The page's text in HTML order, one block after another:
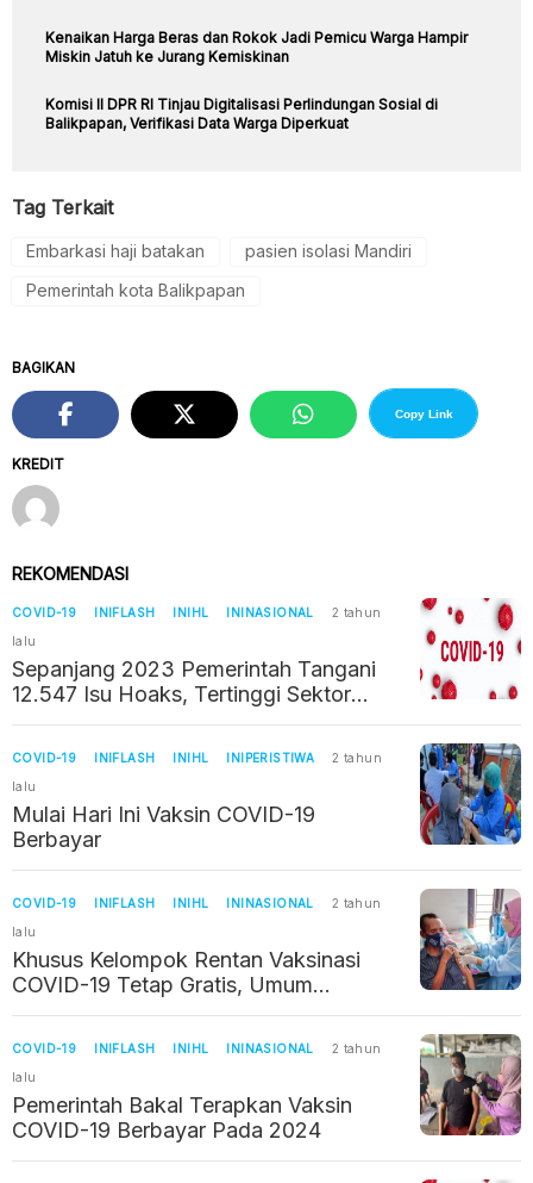
Kenaikan Harga Beras dan Rokok Jadi Pemicu Warga Hampir
Miskin Jatuh ke Jurang Kemiskinan
Komisi II DPR RI Tinjau Digitalisasi Perlindungan Sosial di
Balikpapan, Verifikasi Data Warga Diperkuat
Tag Terkait
Embarkasi haji batakan
pasien isolasi Mandiri
Pemerintah kota Balikpapan
KREDIT
BAGIKAN
Copy Link
REKOMENDASI
COVID-19 INIFLASH INIHL ININASIONAL
2 tahun
lalu
Sepanjang 2023 Pemerintah Tangani
12.547 Isu Hoaks, Tertinggi Sektor
Kesehatan Terkait COVID-19
COVID-19 INIFLASH INIHL INIPERISTIWA
2 tahun
lalu
Mulai Hari Ini Vaksin COVID-19
Berbayar
COVID-19 INIFLASH INIHL ININASIONAL
2 tahun
lalu
Khusus Kelompok Rentan Vaksinasi
COVID-19 Tetap Gratis, Umum
Berbayar Mulai 1 Januari 2024
COVID-19 INIFLASH INIHL ININASIONAL
2 tahun
lalu
Pemerintah Bakal Terapkan Vaksin
COVID-19 Berbayar Pada 2024